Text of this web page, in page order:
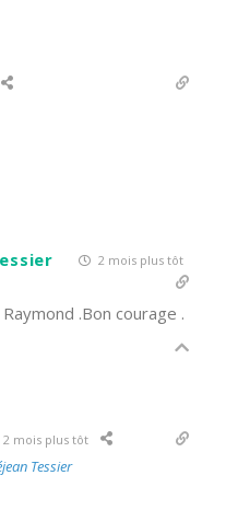
2 mois plus tôt
.Bon courage .
2 mois plus tôt
Tessier